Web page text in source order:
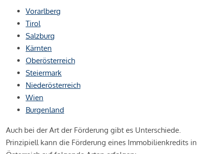
Vorarlberg
Tirol
Salzburg
Kärnten
Oberösterreich
Steiermark
Niederösterreich
Wien
Burgenland
Auch bei der Art der Förderung gibt es Unterschiede.
Prinzipiell kann die Förderung eines Immobilienkredits in